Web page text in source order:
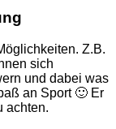
Z.B.
sich
und dabei was
an Sport 🙂 Er
achten.